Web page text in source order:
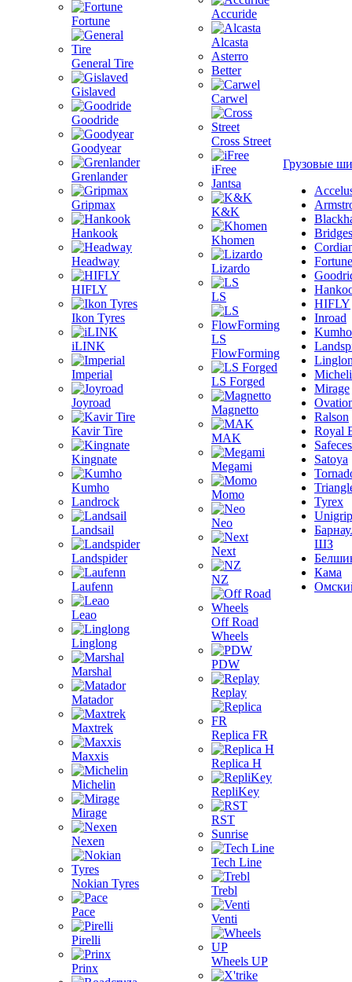
Fortune
General Tire
Gislaved
Goodride
Goodyear
Grenlander
Gripmax
Hankook
Headway
HIFLY
Ikon Tyres
iLINK
Imperial
Joyroad
Kavir Tire
Kingnate
Kumho
Landrock
Landsail
Landspider
Laufenn
Leao
Linglong
Marshal
Matador
Maxtrek
Maxxis
Michelin
Mirage
Nexen
Nokian Tyres
Pace
Pirelli
Prinx
Accuride
Alcasta
Asterro
Better
Carwel
Cross Street
iFree
Jantsa
K&K
Khomen
Lizardo
LS
LS
FlowForming
LS Forged
Magnetto
MAK
Megami
Momo
Neo
Next
NZ
Off Road
Wheels
PDW
Replay
Replica FR
Replica H
RepliKey
RST
Sunrise
Tech Line
Trebl
Venti
Wheels UP
Грузовые
Fortune
HIFLY
Inroad
Kumho
Mirage
Ralson
Royal
Satoya
Tyrex
Unigrip
ШЗ
Кама